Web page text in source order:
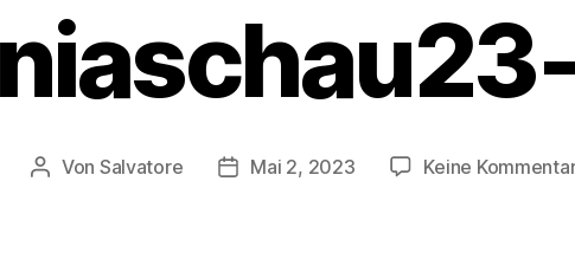
Beitragsautor
Von Salvatore Beitragsdatum
Mai 2, 2023 Keine